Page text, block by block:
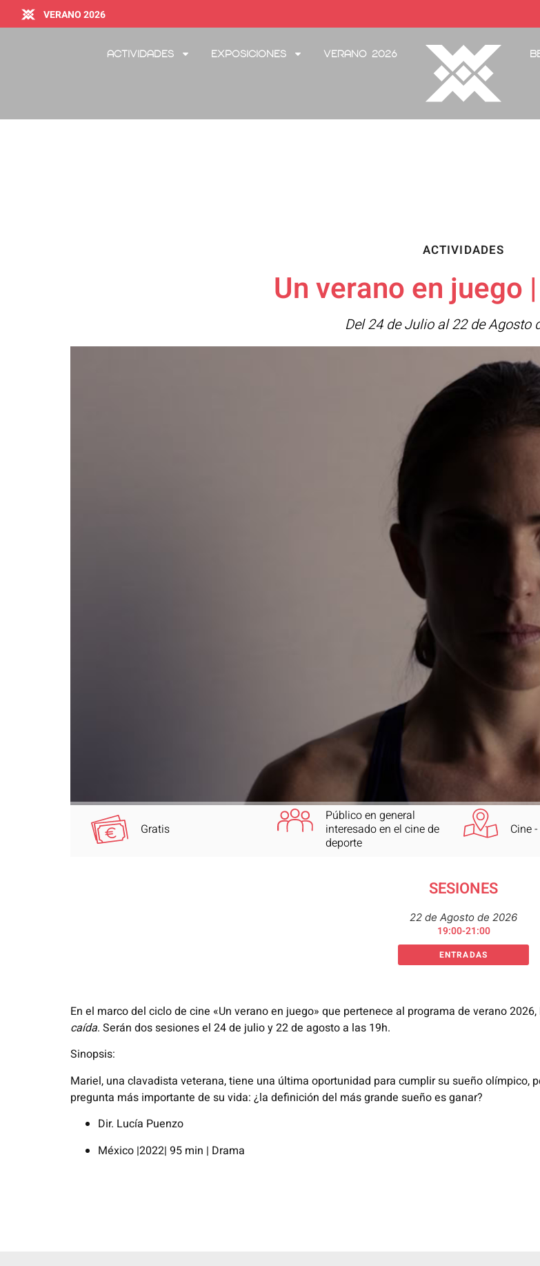
VERANO 2026
Actividades Exposiciones Verano 2026
ACTIVIDADES
Un verano en juego
Del 24 de Julio al 22 de Agosto
Gratis
Público en general
interesado en el cine de
deporte
Cine
SESIONES
22 de Agosto de 2026
19:00-21:00
ENTRADAS
En el marco del ciclo de cine «Un verano en juego» que pertenece al programa de verano
caída. Serán dos sesiones el 24 de julio y 22 de agosto a las 19h.
Sinopsis:
Mariel, una clavadista veterana, tiene una última oportunidad para cumplir su sueño olímpico,
pregunta más importante de su vida: ¿la definición del más grande sueño es ganar?​
Dir. Lucía Puenzo
México |2022| 95 min | Drama